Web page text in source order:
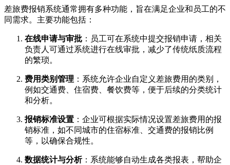
差旅费报销系统通常拥有多种功能，旨在满足企业和员工的不
同需求。主要功能包括：
在线申请与审批 ：员工可在系统中提交报销申请，相关
负责人可通过系统进行在线审批，减少了传统纸质流程
的繁琐。
费用类别管理 ：系统允许企业自定义差旅费用的类别，
例如交通费、住宿费、餐饮费等，便于后续的分类统计
和分析。
报销标准设置 ：企业可根据实际情况设置差旅费用的报
销标准，如不同城市的住宿标准、交通费的报销比例
等，以确保合规性。
数据统计与分析：系统能够自动生成各类报表，帮助企